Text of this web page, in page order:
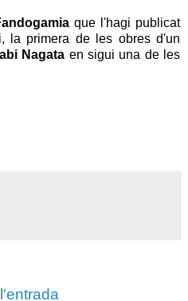
que l'hagi publicat
la primera de les obres d'un
Nagata en sigui una de les